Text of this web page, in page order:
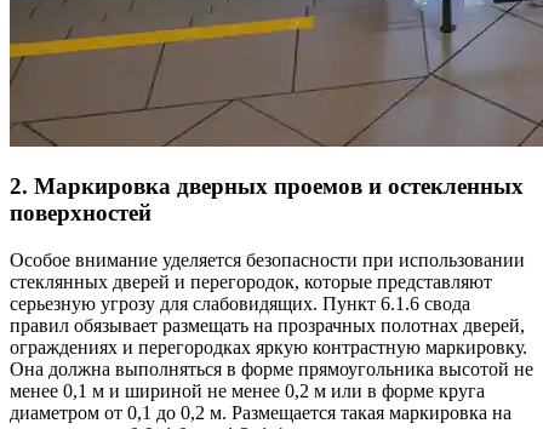
2. Маркировка дверных проемов и остекленных
поверхностей
Особое внимание уделяется безопасности при использовании
стеклянных дверей и перегородок, которые представляют
серьезную угрозу для слабовидящих. Пункт 6.1.6 свода
правил обязывает размещать на прозрачных полотнах дверей,
ограждениях и перегородках яркую контрастную маркировку.
Она должна выполняться в форме прямоугольника высотой не
менее 0,1 м и шириной не менее 0,2 м или в форме круга
диаметром от 0,1 до 0,2 м. Размещается такая маркировка на